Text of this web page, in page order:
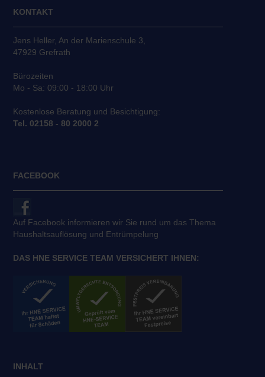
KONTAKT
Jens Heller, An der Marienschule 3,
47929 Grefrath
Bürozeiten
Mo - Sa: 09:00 - 18:00 Uhr
Kostenlose Beratung und Besichtigung:
Tel. 02158 - 80 2000 2
FACEBOOK
Auf Facebook informieren wir Sie rund um das Thema
Haushaltsauflösung und Entrümpelung
DAS HNE SERVICE TEAM VERSICHERT IHNEN:
INHALT